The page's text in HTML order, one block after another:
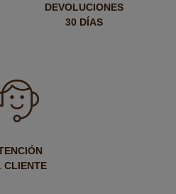
DEVOLUCIONES
30 DÍAS
CLIENTE